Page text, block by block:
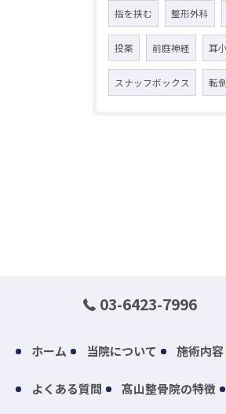
指を挟む 整形外科
投薬 前庭神経 耳
スナッフボックス 転倒
03-6423-7996
ホーム 当院について 施術内
よくある質問 髙山整骨院の特徴